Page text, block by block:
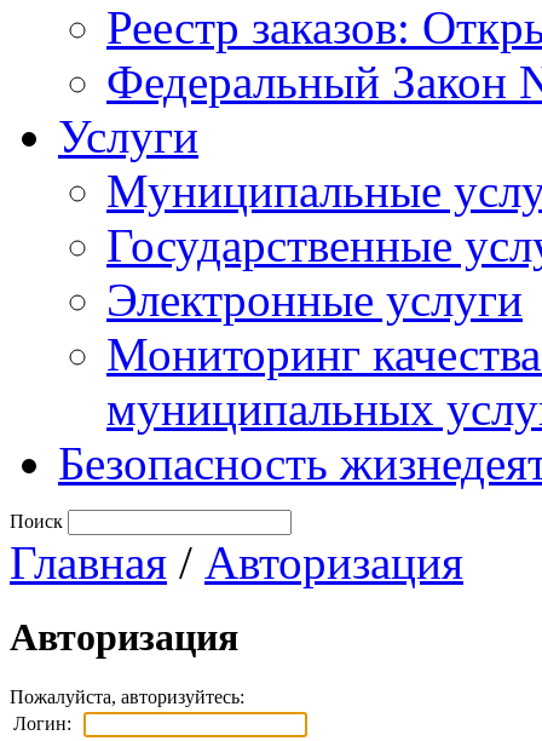
Реестр заказов:
Федеральный Закон
Услуги
Муниципальные
Государственные
Электронные услуги
Мониторинг
муниципальных
Безопасность
Поиск
Главная / Авторизация
Авторизация
Пожалуйста, авторизуйтесь:
Логин: